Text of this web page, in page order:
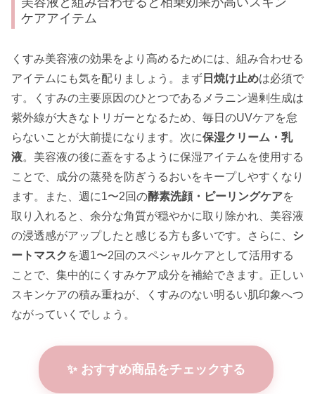
ケアアイテム
くすみ美容液の効果をより高めるためには、組み合わせる
アイテムにも気を配りましょう。まず 日焼け止めは必須で
す。くすみの主要原因のひとつであるメラニン過剰生成は
紫外線が大きなトリガーとなるため、毎日のUVケアを怠
らないことが大前提になります。次に保湿クリーム・乳
液。美容液の後に蓋をするように保湿アイテムを使用する
ことで、成分の蒸発を防ぎうるおいをキープしやすくなり
ます。また、週に1〜2回の酵素洗顔・ピーリングケアを
取り入れると、余分な角質が穏やかに取り除かれ、美容液
の浸透感がアップしたと感じる方も多いです。さらに、 シ
ートマスク を週1〜2回のスペシャルケアとして活用する
ことで、集中的にくすみケア成分を補給できます。正しい
スキンケアの積み重ねが、くすみのない明るい肌印象へつ
ながっていくでしょう。
✨ おすすめ商品をチェックする